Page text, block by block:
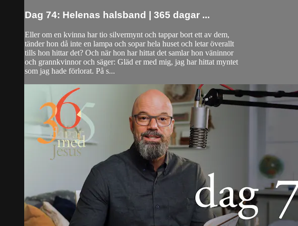
Dag 74: Helenas halsband | 365 dagar ...
Eller om en kvinna har tio silvermynt och tappar bort ett av dem,
tänder hon då inte en lampa och sopar hela huset och letar överallt
tills hon hittar det? Och när hon har hittat det samlar hon väninnor
och grannkvinnor och säger: Gläd er med mig, jag har hittat myntet
som jag hade förlorat. På s...